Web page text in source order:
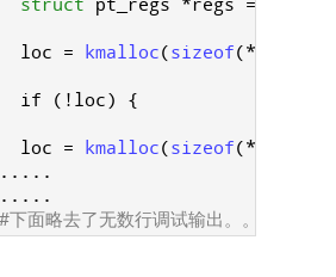
struct pt_regs *regs =
loc = kmalloc(sizeof(*
if ( ! loc)
{
loc = kmalloc(sizeof(*
. . . . .
. . . . .
#下面略去了无数行调试输出。。。